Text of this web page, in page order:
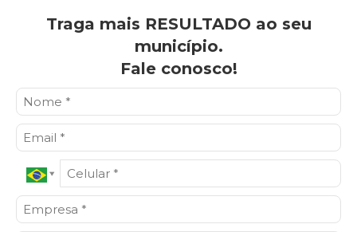
Traga mais RESULTADO ao seu
município.
Fale conosco!